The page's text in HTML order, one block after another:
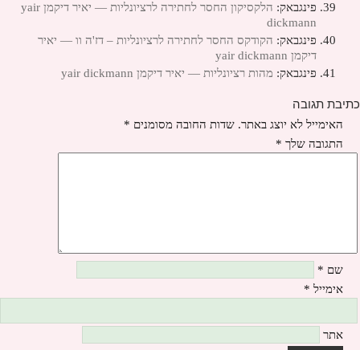
פינגבאק:
הלקסיקון החסר לחתירה לרציונליות — יאיר דיקמן yair
dickmann
פינגבאק: הקודקס החסר לחתירה לרציונליות – דז'ה וו — יאיר
דיקמן yair dickmann
פינגבאק: מהות רציונליות — יאיר דיקמן yair dickmann
כתיבת תגובה
האימייל לא יוצג באתר. שדות החובה מסומנים *
התגובה שלך *
שם *
אימייל *
אתר